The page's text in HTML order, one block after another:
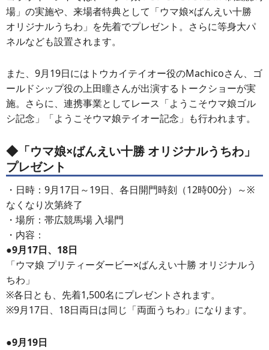
場」の実施や、来場者特典として「ウマ娘×ばんえい十勝
オリジナルうちわ」を先着でプレゼント。さらに等身大パ
ネルなども設置されます。
また、9月19日にはトウカイテイオー役のMachicoさん、ゴ
ールドシップ役の上田瞳さんが出演するトークショーが実
施。さらに、連携事業としてレース「ようこそウマ娘ゴル
シ記念」「ようこそウマ娘テイオー記念」も行われます。
◆「ウマ娘×ばんえい十勝 オリジナルうちわ」
プレゼント
・日時：9月17日～19日、各日開門時刻（12時00分）～※
なくなり次第終了
・場所：帯広競馬場 入場門
・内容：
●9月17日、18日
「ウマ娘 プリティーダービー×ばんえい十勝 オリジナルう
ちわ」
※各日とも、先着1,500名にプレゼントされます。
※9月17日、18日両日は同じ「両面うちわ」になります。
●9月19日